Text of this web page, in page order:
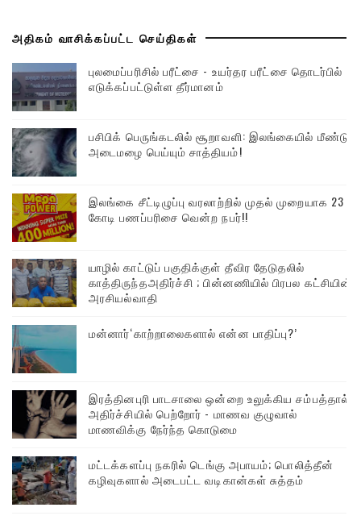
அதிகம் வாசிக்கப்பட்ட செய்திகள்
புலமைப்பரிசில் பரீட்சை - உயர்தர பரீட்சை தொடர்பில்
எடுக்கப்பட்டுள்ள தீர்மானம்
பசிபிக் பெருங்கடலில் சூறாவளி: இலங்கையில் மீண்டும்
அடைமழை பெய்யும் சாத்தியம்!
இலங்கை சீட்டிழுப்பு வரலாற்றில் முதல் முறையாக 23
கோடி பணப்பரிசை வென்ற நபர்!!
யாழில் காட்டுப் பகுதிக்குள் தீவிர தேடுதலில்
காத்திருந்தஅதிர்ச்சி ; பின்னணியில் பிரபல கட்சியின்
அரசியல்வாதி
மன்னார்‘காற்றாலைகளால் என்ன பாதிப்பு?’
இரத்தினபுரி பாடசாலை ஒன்றை உலுக்கிய சம்பத்தால்
அதிர்ச்சியில் பெற்றோர் - மாணவ குழுவால்
மாணவிக்கு நேர்ந்த கொடுமை
மட்டக்களப்பு நகரில் டெங்கு அபாயம்; பொலித்தீன்
கழிவுகளால் அடைபட்ட வடிகான்கள் சுத்தம்